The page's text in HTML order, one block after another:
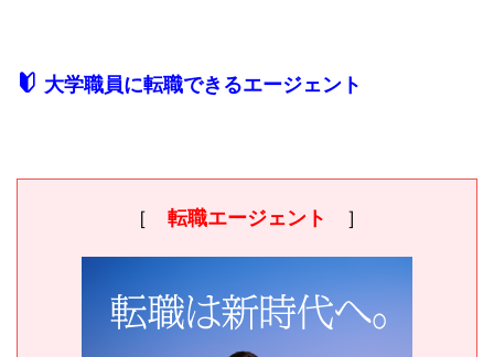
大学職員に転職できるエージェント
［ 転職エージェント ］